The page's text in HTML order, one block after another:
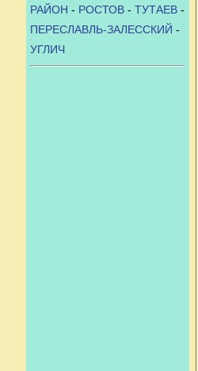
РАЙОН - РОСТОВ - ТУТАЕВ -
ПЕРЕСЛАВЛЬ-ЗАЛЕССКИЙ -
УГЛИЧ